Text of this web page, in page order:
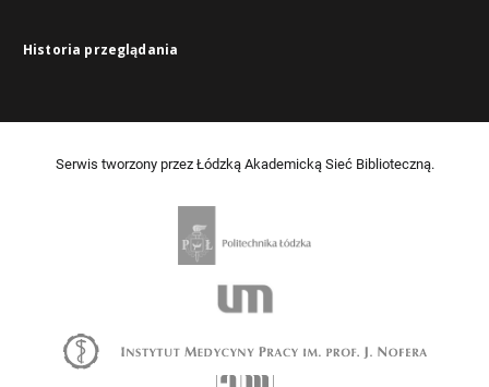
Historia przeglądania
Serwis tworzony przez Łódzką Akademicką Sieć Biblioteczną.